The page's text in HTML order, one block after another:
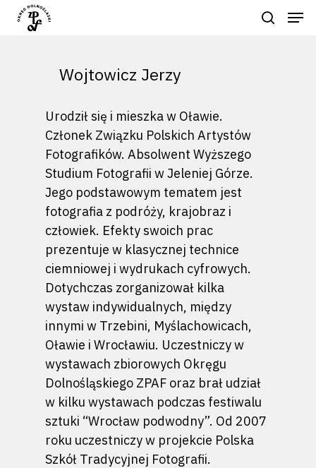
Hit enter to search or ESC to close
Wojtowicz Jerzy
Urodził się i mieszka w Oławie.
Członek Związku Polskich Artystów
Fotografików. Absolwent Wyższego
Studium Fotografii w Jeleniej Górze.
Jego podstawowym tematem jest
fotografia z podróży, krajobraz i
człowiek. Efekty swoich prac
prezentuje w klasycznej technice
ciemniowej i wydrukach cyfrowych.
Dotychczas zorganizował kilka
wystaw indywidualnych, między
innymi w Trzebini, Myślachowicach,
Oławie i Wrocławiu. Uczestniczy w
wystawach zbiorowych Okręgu
Dolnośląskiego ZPAF oraz brał udział
w kilku wystawach podczas festiwalu
sztuki “Wrocław podwodny”. Od 2007
roku uczestniczy w projekcie Polska
Szkół Tradycyjnej Fotografii.